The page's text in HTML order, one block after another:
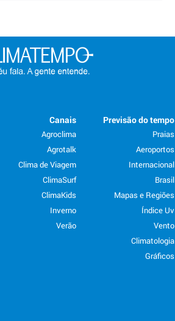
Previsão do tempo
Praias
Aeroportos
Internacional
Brasil
Mapas e Regiões
Índice Uv
Vento
Climatologia
Gráficos
Canais
Agroclima
Agrotalk
Clima de Viagem
ClimaSurf
ClimaKids
Inverno
Verão